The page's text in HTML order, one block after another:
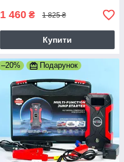
1 460 ₴ 1 825 ₴
Купити
–20% Подарунок